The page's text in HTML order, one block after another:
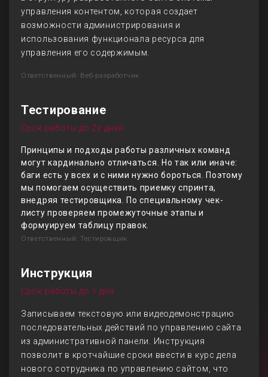
управления контентом, которая создает
возможности администрирования и
использования функционала ресурса для
управления его содержимым.
Ответственный: Веб-разработчик
Тестирование
Срок работы до 2х дней
Принципы и подходы работы различных команд
могут кардинально отличаться. Но так или иначе:
баги есть у всех и с ними нужно бороться. Поэтому
мы помогаем осуществить приемку спринта,
внедряя тестировщика. По специальному чек-
листу проверяем промежуточные этапы и
формуируем таблицу правок.
Ответственный: Тестировщик
Инструкция
Срок работы до 1 дня
Записываем текстовую или видеодемонстрацию
последовательных действий по управлению сайта
из административной панели. Инструкция
позволит в кротчайшие сроки ввести в курс дела
нового сотрудника по управлению сайтом, что